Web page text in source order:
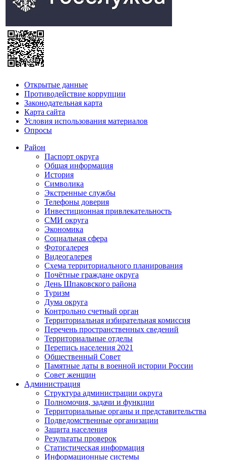
Открытые данные
Противодействие коррупции
Законодательная карта
Карта сайта
Условия использования материалов
Опросы
Район
Паспорт округа
Общая информация
История
Символика
Экстренные службы
Телефоны доверия
Инвестиционная привлекательность
СМИ округа
Экономика
Социальная сфера
Фотогалерея
Видеогалерея
Схема территориального планирования
Почётные граждане округа
День Шпаковского района
Туризм
Дума округа
Контрольно счетный орган
Территориальная избирательная комиссия
Перечень пространственных сведений
Территориальные отделы
Перепись населения 2021
Общественный Совет
Памятные даты в военной истории России
Совет женщин
Администрация
Структура администрации округа
Полномочия, задачи и функции
Территориальные органы и представительства
Подведомственные организации
Защита населения
Результаты проверок
Статистическая информация
Информационные системы